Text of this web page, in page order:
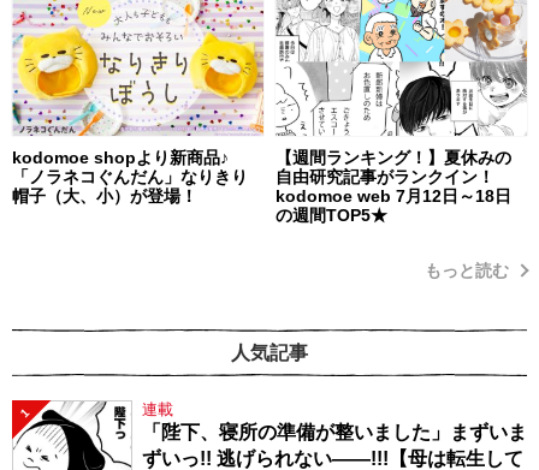
kodomoe shopより新商品♪
「ノラネコぐんだん」なりきり
帽子（大、小）が登場！
【週間ランキング！】夏休みの
自由研究記事がランクイン！
kodomoe web 7月12日～18日
の週間TOP5★
もっと読む
人気記事
1 連載
「陛下、寝所の準備が整いました」まずいま
ずいっ!! 逃げられない――!!!【母は転生して